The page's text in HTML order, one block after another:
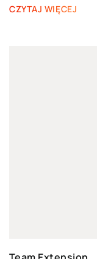
CZYTAJ WIĘCEJ